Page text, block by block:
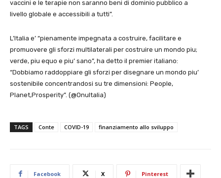
vaccini e le terapie non saranno beni di dominio pubblico a
livello globale e accessibili a tutti”.
L’Italia e’ “pienamente impegnata a costruire, facilitare e
promuovere gli sforzi multilaterali per costruire un mondo piu;
verde, piu equo e piu’ sano”, ha detto il premier italiano:
“Dobbiamo raddoppiare gli sforzi per disegnare un mondo piu’
sostenibile concentrandosi su tre dimensioni: People,
Planet,Prosperity”. (@OnuItalia)
TAGS Conte COVID-19 finanziamento allo sviluppo
Facebook X Pinterest